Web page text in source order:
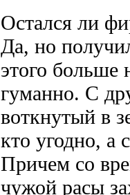
Остался ли
Да, но
этого больше
гуманно. С
воткнутый в
кто угодно, а
Причем со
чужой расы